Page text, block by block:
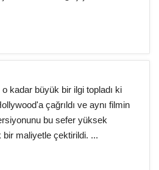
kadar büyük bir ilgi topladı ki
çağrıldı ve aynı filmin
bu sefer yüksek
bir maliyetle çektirildi. ...